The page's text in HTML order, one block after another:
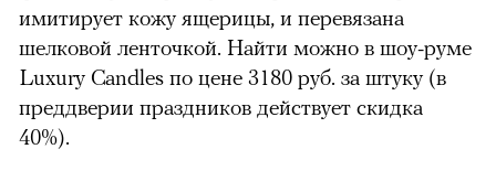
имитирует кожу ящерицы, и перевязана
шелковой ленточкой. Найти можно в шоу-руме
Luxury Candles по цене 3180 руб. за штуку (в
преддверии праздников действует скидка
40%).